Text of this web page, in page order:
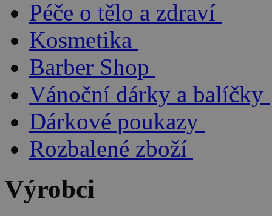
Péče o tělo a zdraví
Kosmetika
Barber Shop
Vánoční dárky a balíčky
Dárkové poukazy
Rozbalené zboží
Výrobci